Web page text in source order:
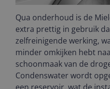
Qua onderhoud is de
extra prettig in gebruik
zelfreinigende werking,
minder omkijken hebt
schoonmaak van de
Condenswater wordt